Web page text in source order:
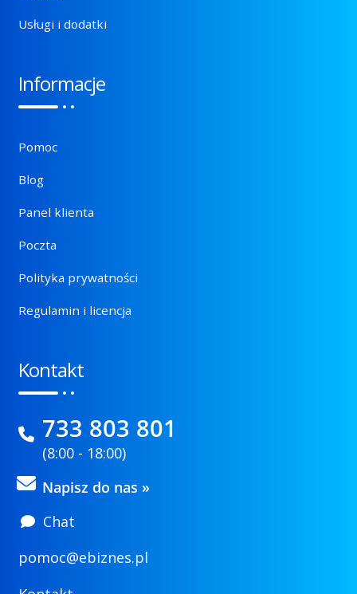
Usługi i dodatki
Informacje
Pomoc
Blog
Panel klienta
Poczta
Polityka prywatności
Regulamin i licencja
Kontakt
733 803 801
(8:00 - 18:00)
Napisz do nas »
Chat
pomoc@ebiznes.pl